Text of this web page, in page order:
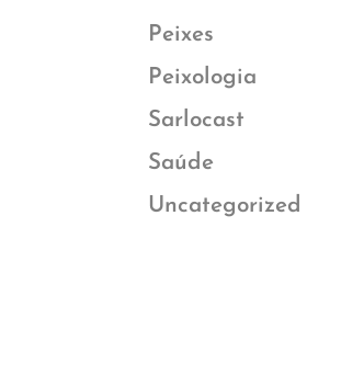
Peixes
Peixologia
Sarlocast
Saúde
Uncategorized